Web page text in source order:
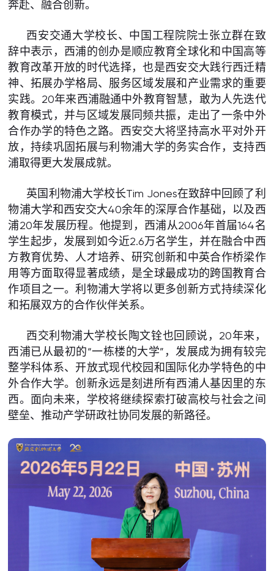
奔赴、融合创新。
西安交通大学校长、中国工程院院士张立群在致
辞中表示，西浦的创办是顺应教育全球化和中国高等
教育改革开放的时代选择，也是西安交大践行西迁精
神、拓展办学格局、服务区域发展和产业需求的重要
实践。20年来西浦融通中外教育智慧，敢为人先迭代
教育模式，并与区域发展同频共振，走出了一条中外
合作办学的特色之路。西安交大将坚持高水平对外开
放，持续巩固拓展与利物浦大学的务实合作，支持西
浦取得更大发展成就。
英国利物浦大学校长Tim Jones在致辞中回顾了利
物浦大学和西安交大40余年的深厚合作基础，以及西
浦20年发展历程。他提到，西浦从2006年首届164名
学生起步，发展到如今近2.6万名学生，并在融合中西
方教育优势、人才培养、研究创新和中英合作桥梁作
用等方面取得显著成绩，是全球最成功的跨国教育合
作项目之一。利物浦大学将以更多创新方式持续深化
和拓展双方的合作伙伴关系。
西交利物浦大学校长陶文铨也回顾说，20年来，
西浦已从最初的“一栋楼的大学”，发展成为拥有较完
整学科体系、开放式现代校园和国际化办学特色的中
外合作大学。创新永远是刻进所有西浦人基因里的东
西。面向未来，学校将继续探索打破高校与社会之间
壁垒、推动产学研政社协同发展的新路径。